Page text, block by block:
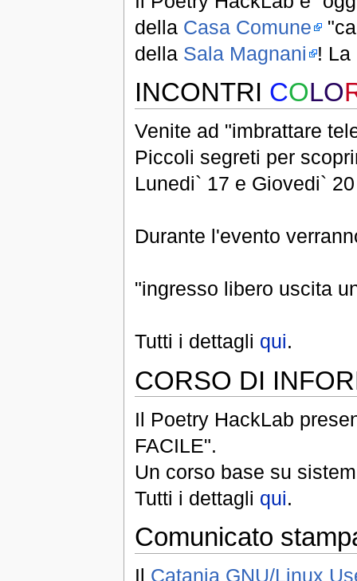
della Casa Comune
della Sala Magnani ! La
INCONTRI COLO
Venite ad "imbrattare
Piccoli segreti per
Lunedi` 17 e Giovedi`
Durante l'evento
"ingresso libero uscita
Tutti i dettagli qui.
CORSO DI
Il Poetry HackLab
FACILE".
Un corso base su
Tutti i dettagli qui.
Comunicato
Il Catania GNU/Linux